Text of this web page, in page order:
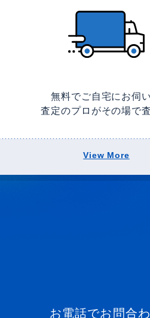
無料でご自宅にお伺い
査定のプロがその場で査
View More
お電話でお問合